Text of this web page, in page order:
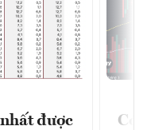
được
Có